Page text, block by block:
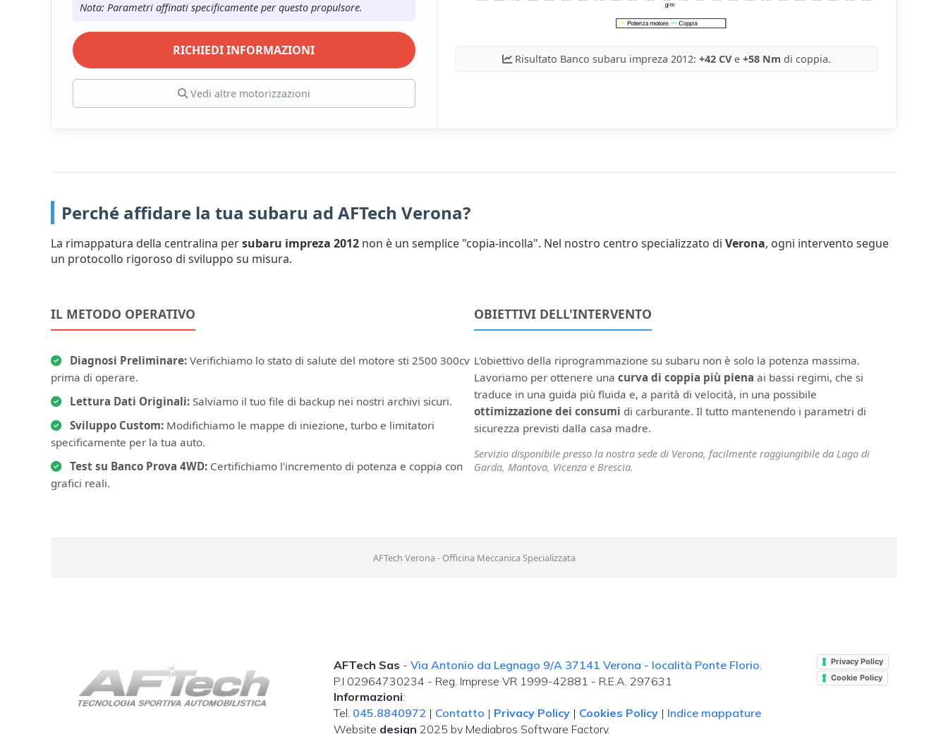
Nota: Parametri affinati specificamente per questo propulsore.
RICHIEDI INFORMAZIONI
Vedi altre motorizzazioni
Risultato Banco subaru impreza 2012:+42 CVe+58 Nm di coppia.
Perché affidare la tua subaru ad AFTech Verona?
La rimappatura della centralina persubaru impreza 2012 non è un semplice "copia-incolla". Nel nostro centro specializzato di Verona, ogni intervento segue
un protocollo rigoroso di sviluppo su misura.
IL METODO OPERATIVO
Diagnosi Preliminare: Verifichiamo lo stato di salute del motore sti 2500 300cv
prima di operare.
Lettura Dati Originali: Salviamo il tuo file di backup nei nostri archivi sicuri.
Sviluppo Custom: Modifichiamo le mappe di iniezione, turbo e limitatori
specificamente per la tua auto.
Test su Banco Prova 4WD: Certifichiamo l'incremento di potenza e coppia con
grafici reali.
OBIETTIVI DELL'INTERVENTO
L'obiettivo della riprogrammazione su subaru non è solo la potenza massima.
Lavoriamo per ottenere una curva di coppia più piena ai bassi regimi, che si
traduce in una guida più fluida e, a parità di velocità, in una possibile
ottimizzazione dei consumi di carburante. Il tutto mantenendo i parametri di
sicurezza previsti dalla casa madre.
Servizio disponibile presso la nostra sede di Verona, facilmente raggiungibile da Lago di
Garda, Mantova, Vicenza e Brescia.
AFTech Verona - Officina Meccanica Specializzata
AFTech Sas -Via Antonio da Legnago 9/A 37141 Verona - località Ponte Florio.
P.I 02964730234 - Reg. Imprese VR 1999-42881 - R.E.A. 297631
Informazioni:
Tel. 045.8840972 | Contatto | Privacy Policy | Cookies Policy | Indice mappature
Website design 2025 by Mediabros Software Factory.
Privacy Policy
Cookie Policy